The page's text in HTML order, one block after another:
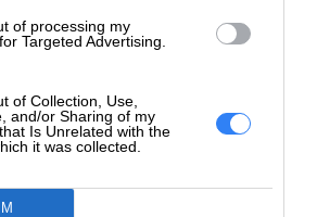
of processing my
Targeted Advertising.
of Collection, Use,
and/or Sharing of my
Is Unrelated with the
it was collected.
Aktualności
Regulamin sklepu